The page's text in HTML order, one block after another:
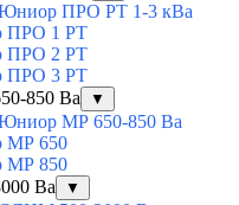
ПРО РТ 1-3 кВа
ПРО 1 РТ
ПРО 2 РТ
ПРО 3 РТ
850 Ва
▼
МР 650-850 Ва
МР 650
МР 850
Ва
▼